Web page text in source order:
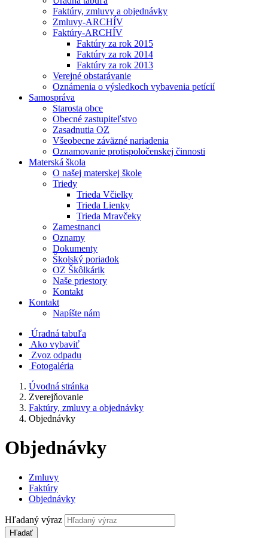
Faktúry, zmluvy a objednávky
Zmluvy-ARCHÍV
Faktúry-ARCHÍV
Faktúry za rok 2015
Faktúry za rok 2014
Faktúry za rok 2013
Verejné obstarávanie
Oznámenia o výsledkoch vybavenia petícií
Samospráva
Starosta obce
Obecné zastupiteľstvo
Zasadnutia OZ
Všeobecne záväzné nariadenia
Oznamovanie protispoločenskej činnosti
Materská škola
O našej materskej škole
Triedy
Trieda Včielky
Trieda Lienky
Trieda Mravčeky
Zamestnanci
Oznamy
Dokumenty
Školský poriadok
OZ Škôlkárik
Naše priestory
Kontakt
Kontakt
Napíšte nám
Úradná tabuľa
Ako vybaviť
Zvoz odpadu
Fotogaléria
Úvodná stránka
Zverejňovanie
Faktúry, zmluvy a objednávky
Objednávky
Objednávky
Zmluvy
Faktúry
Objednávky
Hľadaný výraz
Hľadať